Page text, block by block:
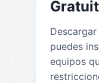
puedes
equipos